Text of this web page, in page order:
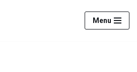
Menu